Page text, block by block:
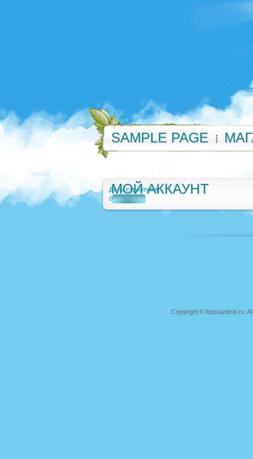
SAMPLE PAGE
МОЙ АККАУНТ
День строителя
0
Copyright © forprazdnik.ru.